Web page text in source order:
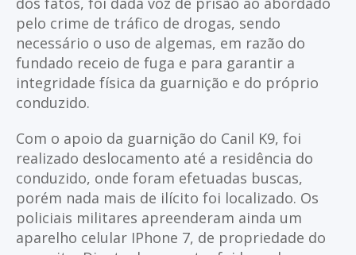
pelo crime de tráfico de drogas, sendo
necessário o uso de algemas, em razão do
fundado receio de fuga e para garantir a
integridade física da guarnição e do próprio
conduzido.
Com o apoio da guarnição do Canil K9, foi
realizado deslocamento até a residência do
conduzido, onde foram efetuadas buscas,
porém nada mais de ilícito foi localizado. Os
policiais militares apreenderam ainda um
aparelho celular IPhone 7, de propriedade do